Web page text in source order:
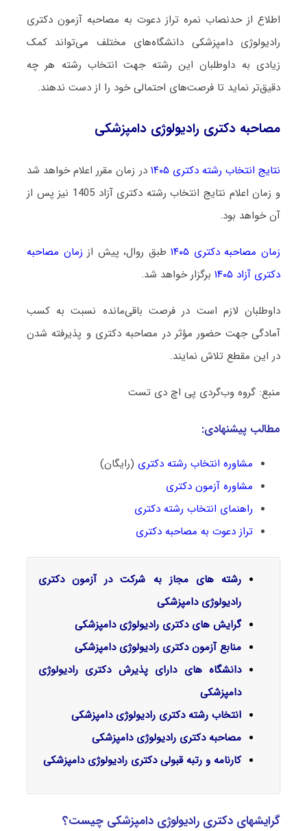
اطلاع از حدنصاب نمره تراز دعوت به مصاحبه آزمون دکتری
رادیولوژی دامپزشکی دانشگاه‌های مختلف می‌تواند کمک
زیادی به داوطلبان این رشته جهت انتخاب رشته هر چه
دقیق‌تر نماید تا فرصت‌های احتمالی خود را از دست ندهند.
مصاحبه دکتری رادیولوژی دامپزشکی
نتایج انتخاب رشته دکتری ۱۴۰۵
در زمان مقرر اعلام خواهد شد
و زمان اعلام نتایج انتخاب رشته دکتری آزاد 1405 نیز پس از
آن خواهد بود.
زمان مصاحبه دکتری ۱۴۰۵ طبق روال، پیش از زمان مصاحبه
دکتری آزاد ۱۴۰۵
برگزار خواهد شد.
داوطلبان لازم است در فرصت باقی‌مانده نسبت به کسب
آمادگی جهت حضور مؤثر در مصاحبه دکتری و پذیرفته شدن
در این مقطع تلاش نمایند.
منبع: گروه وب‌گردی پی اچ دی تست
مطالب پیشنهادی:
مشاوره انتخاب رشته دکتری (رایگان)
مشاوره آزمون دکتری
راهنمای انتخاب رشته دکتری
تراز دعوت به مصاحبه دکتری
رشته های مجاز به شرکت در آزمون دکتری
رادیولوژی دامپزشکی
گرایش‌ های دکتری رادیولوژی دامپزشکی
منابع آزمون دکتری رادیولوژی دامپزشکی
دانشگاه های دارای پذیرش دکتری رادیولوژی
دامپزشکی
انتخاب رشته دکتری رادیولوژی دامپزشکی
مصاحبه دکتری رادیولوژی دامپزشکی
کارنامه و رتبه قبولی دکتری رادیولوژی دامپزشکی
گرایشهای دکتری رادیولوژی دامپزشکی چیست؟